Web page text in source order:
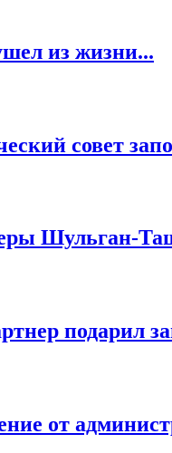
из жизни...
совет
Шульган-
подарил
от